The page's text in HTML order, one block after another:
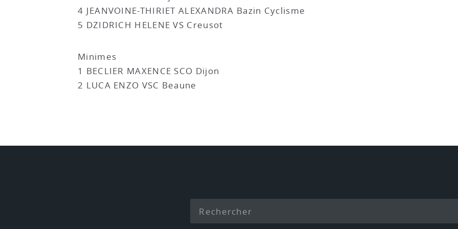
4 JEANVOINE-THIRIET ALEXANDRA Bazin Cyclisme
5 DZIDRICH HELENE VS Creusot
Minimes
1 BECLIER MAXENCE SCO Dijon
2 LUCA ENZO VSC Beaune